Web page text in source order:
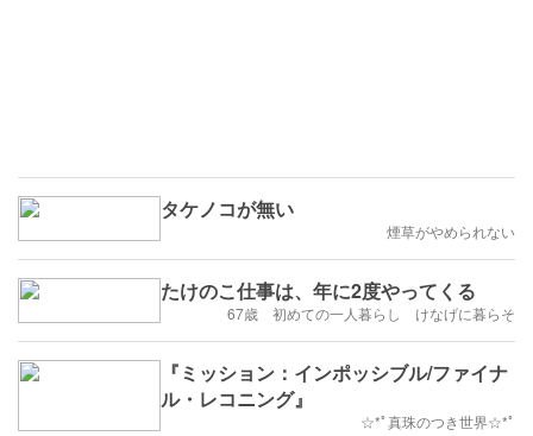
タケノコが無い
煙草がやめられない
たけのこ仕事は、年に2度やってくる
67歳 初めての一人暮らし けなげに暮らそ
『ミッション：インポッシブル/ファイナ
ル・レコニング』
☆*ﾟ真珠のつき世界☆*ﾟ